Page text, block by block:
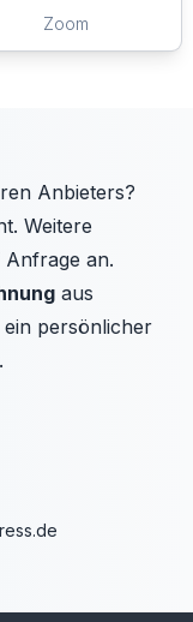
Zoom
Anbieters?
Weitere
an.
aus
ein persönlicher